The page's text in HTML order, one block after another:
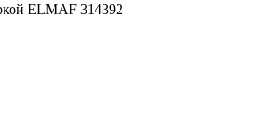
ELMAF 314392